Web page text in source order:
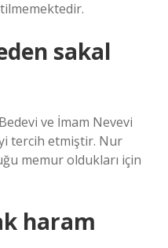
sakal
ve İmam Nevevi
tercih etmiştir. Nur
memur oldukları için
haram